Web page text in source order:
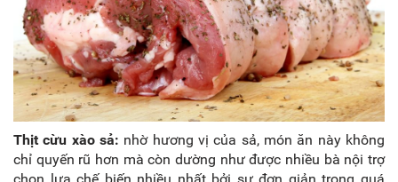
Thịt cừu xào sả: nhờ hương vị của sả, món ăn này không
chỉ quyến rũ hơn mà còn dường như được nhiều bà nội trợ